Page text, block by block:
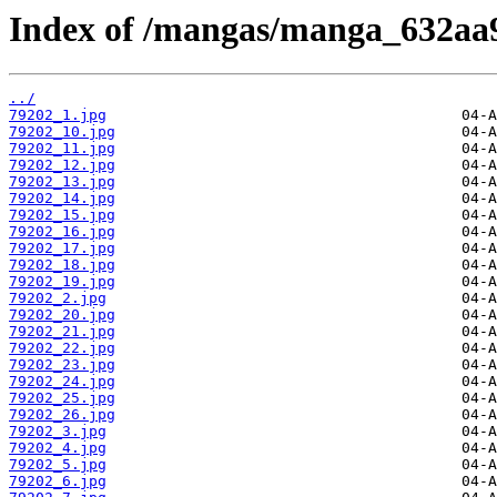
Index of /mangas/
../
79202_1.jpg
79202_10.jpg
79202_11.jpg
79202_12.jpg
79202_13.jpg
79202_14.jpg
79202_15.jpg
79202_16.jpg
79202_17.jpg
79202_18.jpg
79202_19.jpg
79202_2.jpg
79202_20.jpg
79202_21.jpg
79202_22.jpg
79202_23.jpg
79202_24.jpg
79202_25.jpg
79202_26.jpg
79202_3.jpg
79202_4.jpg
79202_5.jpg
79202_6.jpg